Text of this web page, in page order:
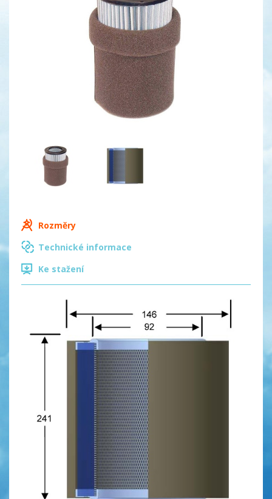
Rozměry
Technické informace
Ke stažení